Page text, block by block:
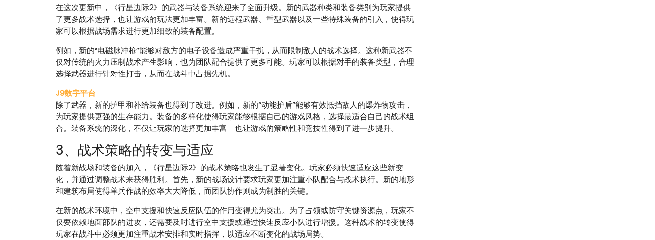
在这次更新中，《行星边际2》的武器与装备系统迎来了全面升级。新的武器种类和装备类别为玩家提供
了更多战术选择，也让游戏的玩法更加丰富。新的远程武器、重型武器以及一些特殊装备的引入，使得玩
家可以根据战场需求进行更加细致的装备配置。
例如，新的“电磁脉冲枪”能够对敌方的电子设备造成严重干扰，从而限制敌人的战术选择。这种新武器不
仅对传统的火力压制战术产生影响，也为团队配合提供了更多可能。玩家可以根据对手的装备类型，合理
选择武器进行针对性打击，从而在战斗中占据先机。
J9数字平台
除了武器，新的护甲和补给装备也得到了改进。例如，新的“动能护盾”能够有效抵挡敌人的爆炸物攻击，
为玩家提供更强的生存能力。装备的多样化使得玩家能够根据自己的游戏风格，选择最适合自己的战术组
合。装备系统的深化，不仅让玩家的选择更加丰富，也让游戏的策略性和竞技性得到了进一步提升。
3、战术策略的转变与适应
随着新战场和装备的加入，《行星边际2》的战术策略也发生了显著变化。玩家必须快速适应这些新变
化，并通过调整战术来获得胜利。首先，新的战场设计要求玩家更加注重小队配合与战术执行。新的地形
和建筑布局使得单兵作战的效率大大降低，而团队协作则成为制胜的关键。
在新的战术环境中，空中支援和快速反应队伍的作用变得尤为突出。为了占领或防守关键资源点，玩家不
仅要依赖地面部队的进攻，还需要及时进行空中支援或通过快速反应小队进行增援。这种战术的转变使得
玩家在战斗中必须更加注重战术安排和实时指挥，以适应不断变化的战场局势。